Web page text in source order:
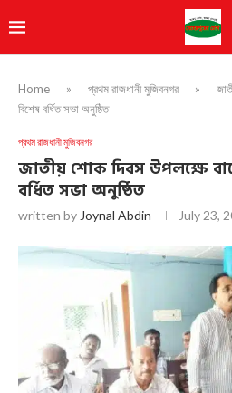
Home » প্রথম রাজধানী মুজিবনগর »
বিশেষ বর্ধিত সভা অনুষ্ঠিত
প্রথম রাজধানী মুজিবনগর
জাতীয় শোক দিবস উপলক্ষে
বর্ধিত সভা অনুষ্ঠিত
written by Joynal Abdin July 23,